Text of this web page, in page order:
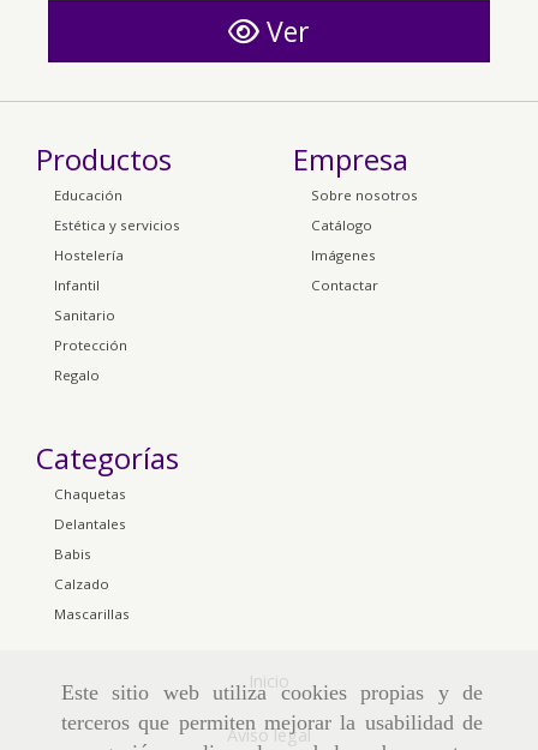
Este sitio web utiliza cookies propias y de
terceros que permiten mejorar la usabilidad de
Ver
Productos
Educación
Estética y servicios
Hostelería
Infantil
Sanitario
Protección
Regalo
Empresa
Sobre nosotros
Catálogo
Imágenes
Contactar
Categorías
Chaquetas
Delantales
Babis
Calzado
Mascarillas
Inicio
Aviso legal